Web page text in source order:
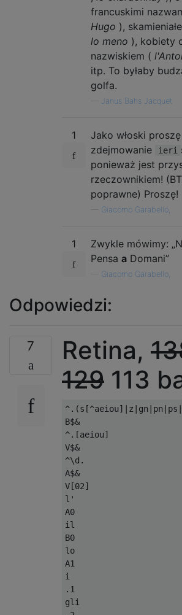
francuskimi
Hugo ),
lo meno ), kobiety
nazwiskiem (
itp. To byłaby
golfa.
Janus Bahs Jacquet
1
Jako włoski
zdejmowanie
ieri
ponieważ jest
rzeczownikiem!
poprawne) Proszę!
Giacomo Garabello,
1 Zwykle mówimy:
Pensa a Domani”
Giacomo Garabello,
Odpowiedzi:
7 Retina,
129 113
B$&
^.[aeiou]
V$&
^\d.
A$&
V[02]
l'
A0
il
B0
lo
A1
i
.1
gli